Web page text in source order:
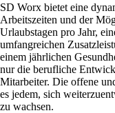
SD Worx bietet eine
Arbeitszeiten und der
Urlaubstagen pro Jahr,
umfangreichen
einem jährlichen
nur die berufliche
Mitarbeiter. Die offene
es jedem, sich
zu wachsen.